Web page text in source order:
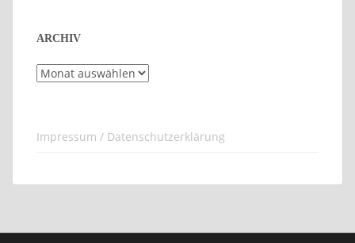
ARCHIV
Archiv
Impressum / Datenschutzerklärung